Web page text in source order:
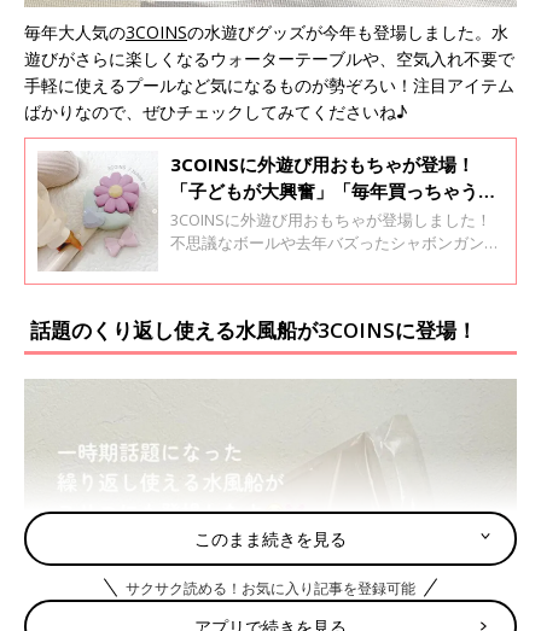
毎年大人気の3COINSの水遊びグッズが今年も登場しました。水
遊びがさらに楽しくなるウォーターテーブルや、空気入れ不要で
手軽に使えるプールなど気になるものが勢ぞろい！注目アイテム
ばかりなので、ぜひチェックしてみてくださいね♪
3COINSに外遊び用おもちゃが登場！
「子どもが大興奮」「毎年買っちゃう」
大人気アイテム4選
3COINSに外遊び用おもちゃが登場しました！
不思議なボールや去年バズったシャボンガンな
♪ SNSでも話題になっているので、ぜひチェッ
話題のくり返し使える水風船が3COINSに登場！
このまま続きを見る
サクサク読める！お気に入り記事を登録可能
アプリで続きを見る